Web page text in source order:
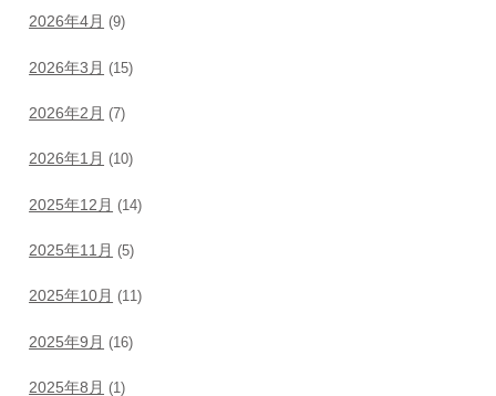
2026年4月 (9)
2026年3月 (15)
2026年2月 (7)
2026年1月 (10)
2025年12月 (14)
2025年11月 (5)
2025年10月 (11)
2025年9月 (16)
2025年8月 (1)